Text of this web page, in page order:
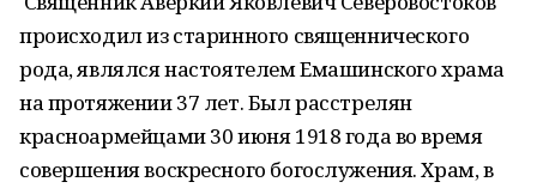
происходил из старинного священнического
рода, являлся настоятелем Емашинского храма
на протяжении 37 лет. Был расстрелян
красноармейцами 30 июня 1918 года во время
совершения воскресного богослужения. Храм, в